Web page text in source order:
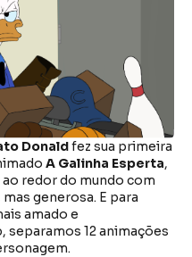
Donaldfez sua primeira
A Galinha Esperta,
redor do mundo com
generosa. E para
amado e
12 animações